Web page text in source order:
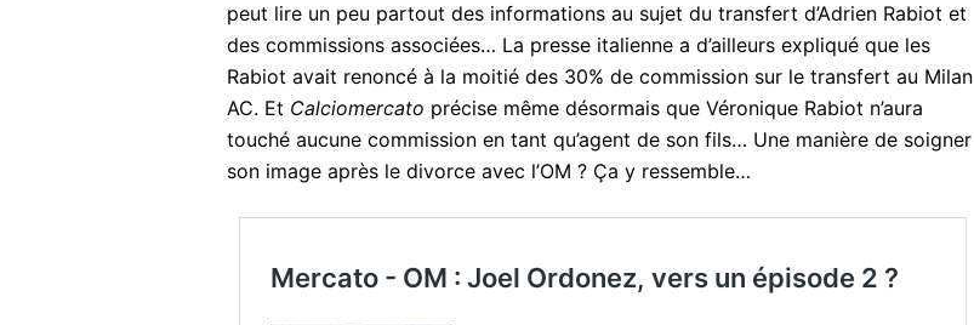
peut lire un peu partout des informations au sujet du transfert d’Adrien Rabiot et
des commissions associées… La presse italienne a d’ailleurs expliqué que les
Rabiot avait renoncé à la moitié des 30% de commission sur le transfert au Milan
AC. Et Calciomercato précise même désormais que Véronique Rabiot n’aura
touché aucune commission en tant qu’agent de son fils… Une manière de soigner
son image après le divorce avec l’OM ? Ça y ressemble…
Mercato - OM : Joel Ordonez, vers un épisode 2 ?